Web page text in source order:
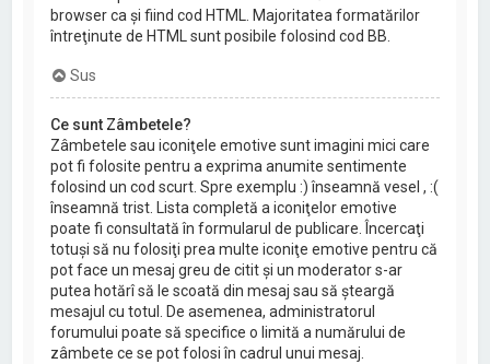
browser ca şi fiind cod HTML. Majoritatea formatărilor
întreţinute de HTML sunt posibile folosind cod BB.
Sus
Ce sunt Zâmbetele?
Zâmbetele sau iconiţele emotive sunt imagini mici care
pot fi folosite pentru a exprima anumite sentimente
folosind un cod scurt. Spre exemplu :) înseamnă vesel , :(
înseamnă trist. Lista completă a iconiţelor emotive
poate fi consultată în formularul de publicare. Încercaţi
totuşi să nu folosiţi prea multe iconiţe emotive pentru că
pot face un mesaj greu de citit şi un moderator s-ar
putea hotărî să le scoată din mesaj sau să şteargă
mesajul cu totul. De asemenea, administratorul
forumului poate să specifice o limită a numărului de
zâmbete ce se pot folosi în cadrul unui mesaj.